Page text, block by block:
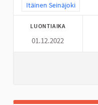
Rajaa tulokset teeman
Itäinen Seinäjoki
LUONTIAIKA
01.12.2022